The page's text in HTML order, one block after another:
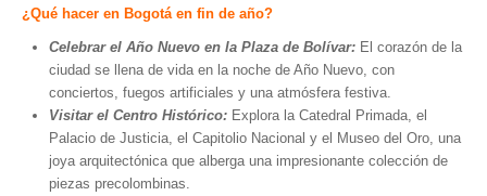
¿Qué hacer en Bogotá en fin de año?
Celebrar el Año Nuevo en la Plaza de Bolívar: El corazón de la
ciudad se llena de vida en la noche de Año Nuevo, con
conciertos, fuegos artificiales y una atmósfera festiva.
Visitar el Centro Histórico: Explora la Catedral Primada, el
Palacio de Justicia, el Capitolio Nacional y el Museo del Oro, una
joya arquitectónica que alberga una impresionante colección de
piezas precolombinas.